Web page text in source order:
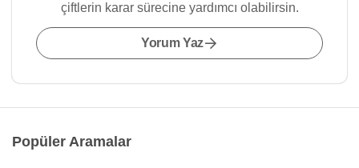
çiftlerin karar sürecine yardımcı olabilirsin.
Yorum Yaz
Popüler Aramalar